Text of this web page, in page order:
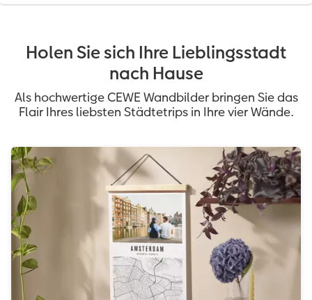
Holen Sie sich Ihre Lieblingsstadt
nach Hause
Als hochwertige CEWE Wandbilder bringen Sie das
Flair Ihres liebsten Städtetrips in Ihre vier Wände.